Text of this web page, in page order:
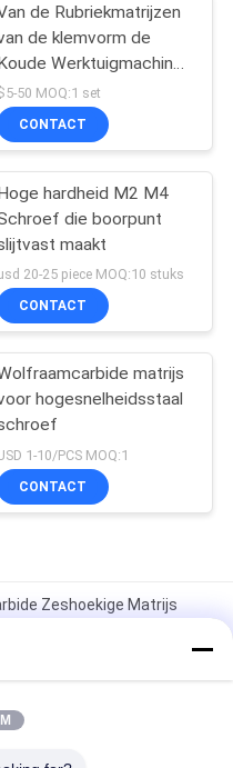
de Rubriekmatrijzen
de klemvorm de
Werktuigmachines
de de
50 MOQ:1 set
CONTACT
hardheid M2 M4
die boorpunt
maakt
20-25 piece MOQ:10 stuks
CONTACT
matrijs
hogesnelheidsstaal
1-10/PCS MOQ:1
CONTACT
Zeshoekige Matrijs
bewerkte Oppervlakte
die, cold forging die